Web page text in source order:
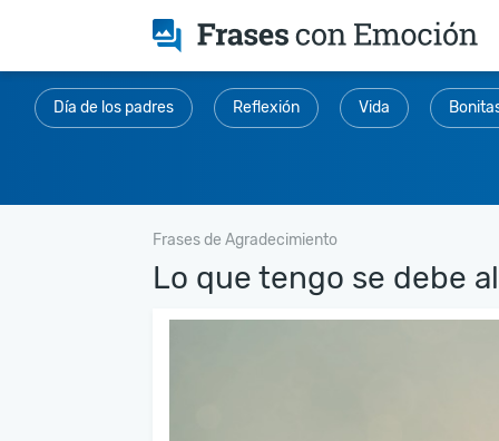
Día de los padres Reflexión Vida
Frases de Agradecimiento
Lo que tengo se debe